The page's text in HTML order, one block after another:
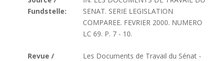
Fundstelle:
SENAT. SERIE LEGISLATION
COMPAREE. FEVRIER 2000. NUMERO
LC 69. P. 7 - 10.
Revue /
Les Documents de Travail du Sénat -